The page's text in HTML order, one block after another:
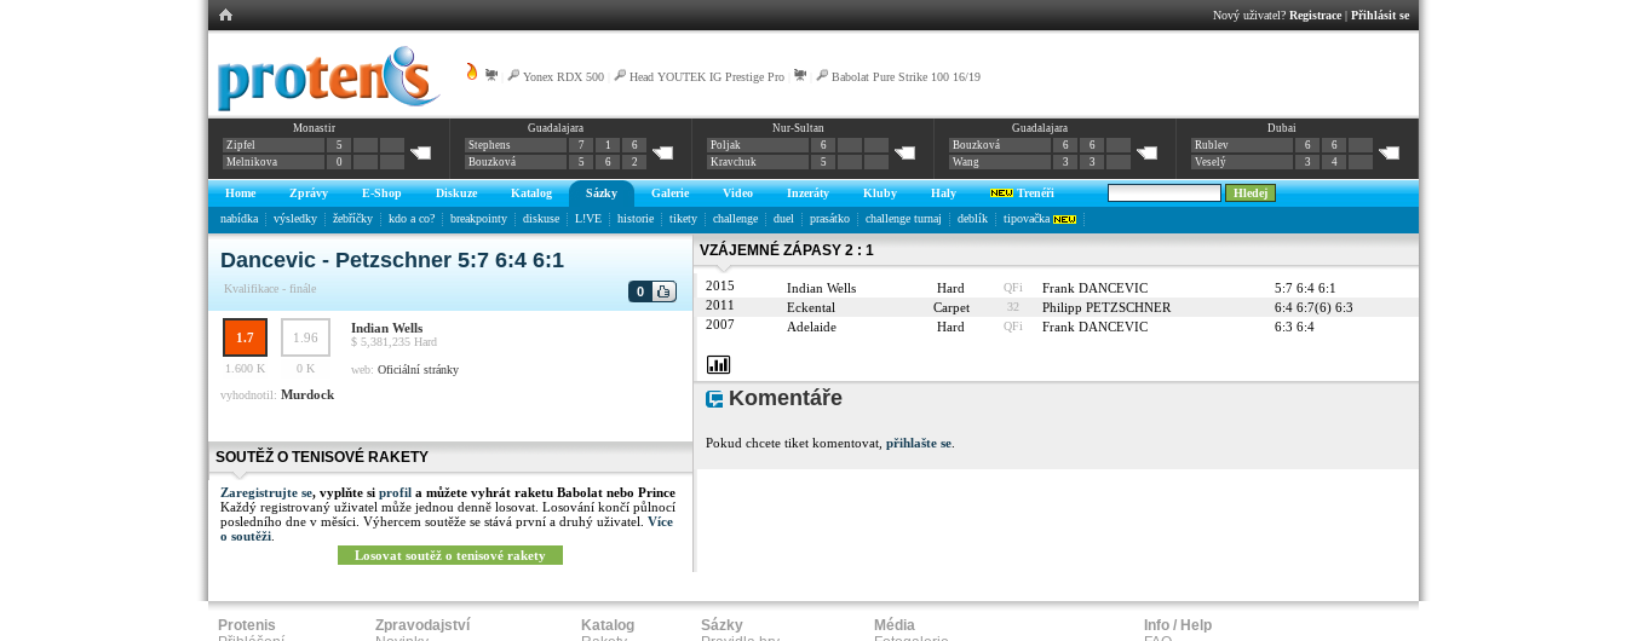
Nový uživatel? Registrace| Přihlásit se
Yonex RDX 500 Head YOUTEK IG Prestige Pro Babolat Pure Strike 100 16/19
Monastir
Zipfel
5
Melnikova
0
Guadalajara
Stephens
7 1
6
Bouzková
5 6 2
Nur-Sultan
Poljak
6
Kravchuk
5
Guadalajara
Bouzková
6
6
Wang
3 3
Dubai
Rublev
6
6
Veselý
3 4
Home Zprávy E-Shop Diskuze Katalog Sázky Galerie Video Inzeráty Kluby Haly
Trenéři
nabídka
výsledky žebříčky kdo a co? breakpointy diskuse L!VE historie tikety challenge duel prasátko challenge turnaj deblík tipovačka
Dancevic - Petzschner 5:7 6:4 6:1
Kvalifikace - finále 0
1.7 1.96
Indian Wells
$ 5,381,235 Hard
1.600 K
0 K web: Oficiální stránky
vyhodnotil: Murdock
SOUTĚŽ O TENISOVÉ RAKETY
Zaregistrujte se, vyplňte si profil a můžete vyhrát raketu Babolat nebo Prince
Každý registrovaný uživatel může jednou denně losovat. Losování končí půlnocí
posledního dne v měsíci. Výhercem soutěže se stává první a druhý uživatel. Více
o soutěži
Losovat soutěž o tenisové rakety
VZÁJEMNÉ ZÁPASY 2 : 1
2015 Indian Wells Hard QFi Frank DANCEVIC
5:7 6:4 6:1
2011
Eckental Carpet 32 Philipp PETZSCHNER
6:4 6:7(6) 6:3
2007
Adelaide Hard QFi Frank DANCEVIC 6:3 6:4
Komentáře
Pokud chcete tiket komentovat, přihlašte se
Protenis
Zpravodajství
Katalog
Sázky
Média
Info / Help